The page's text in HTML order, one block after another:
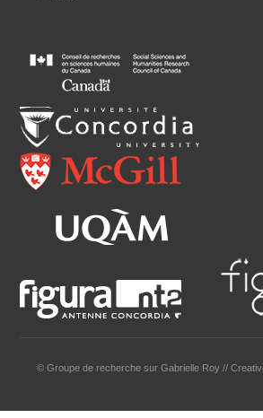
© Groupe de recherche sur Gabrielle Roy //